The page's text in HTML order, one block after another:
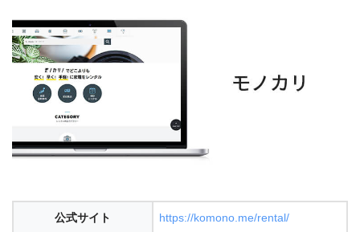
公式サイト https://komono.me/rental/